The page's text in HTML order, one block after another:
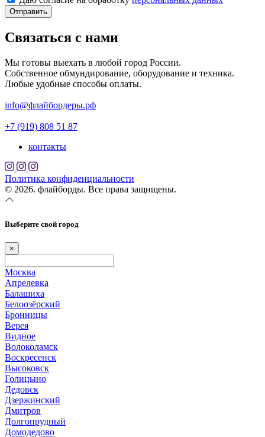
Отправить
Связаться с нами
Мы готовы выехать в любой город России.
Собственное обмундирование, оборудование и техника.
Любые удобные способы оплаты.
info@флайбордеры.рф
+7 (919) 808 51 87
контакты
Политика конфиденциальности
© 2026. флайборды. Все права защищены.
Выберите свой город
×
Москва
Апрелевка
Балашиха
Белоозёрский
Бронницы
Верея
Видное
Волоколамск
Воскресенск
Высоковск
Голицыно
Дедовск
Дзержинский
Дмитров
Долгопрудный
Домодедово